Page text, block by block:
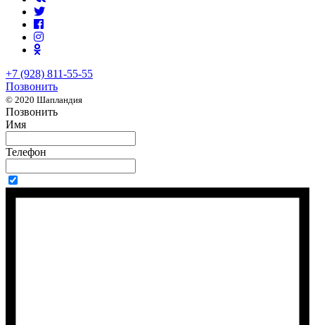
+7 (928) 811-55-55
Позвонить
© 2020 Шапландия
Позвонить
Имя
Телефон